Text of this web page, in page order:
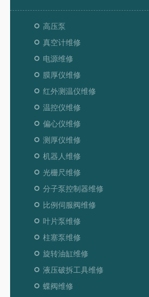
高压泵
真空计维修
电源维修
膜厚仪维修
红外测温仪维修
温控仪维修
偏心仪维修
测厚仪维修
机器人维修
光栅尺维修
分子泵控制器维修
比例伺服阀维修
叶片泵维修
柱塞泵维修
旋转油缸维修
液压破拆工具维修
蝶阀维修